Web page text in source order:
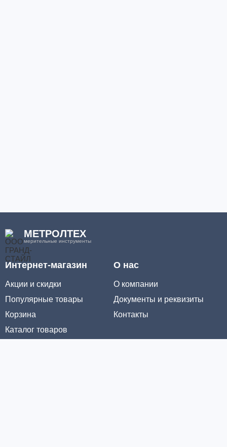
МЕТРОЛТЕХ
мерительные инструменты
Интернет-магазин
Акции и скидки
Популярные товары
Корзина
Каталог товаров
О нас
О компании
Документы и реквизиты
Контакты